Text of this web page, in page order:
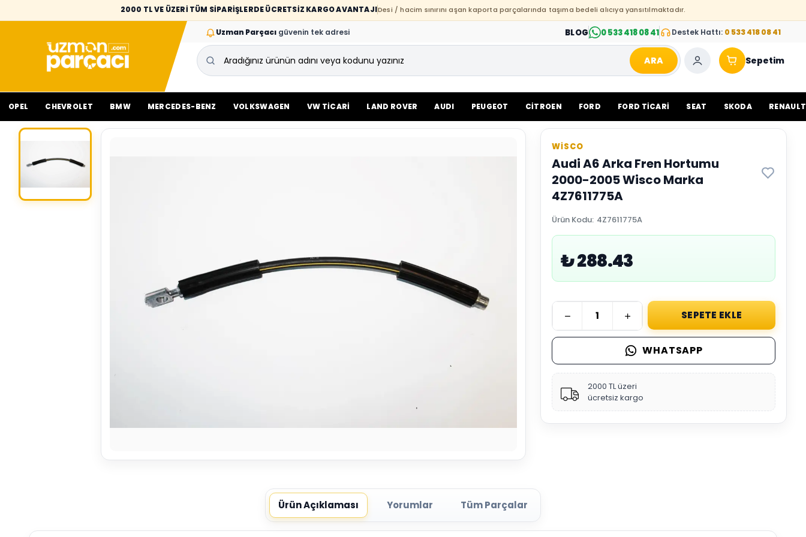
2000 TL VE ÜZERİ TÜM SİPARİŞLERDE ÜCRETSİZ KARGO AVANTAJIDesi / hacim sınırını aşan kaporta parçalarında taşıma bedeli alıcıya yansıtılmaktadır.
Uzman Parçacı güvenin tek adresi BLOG 0 533 418 08 41 Destek Hattı: 0 533 418 08 41
ARA Sepetim
OPEL CHEVROLET BMW MERCEDES-BENZ VOLKSWAGEN VW TİCARİ LAND ROVER AUDI PEUGEOT CİTROEN FORD FORD TİCARİ SEAT SKODA RENAULT
WİSCO
Audi A6 Arka Fren Hortumu
2000-2005 Wisco Marka
4Z7611775A
Ürün Kodu: 4Z7611775A
₺ 288.43
SEPETE EKLE
WHATSAPP
2000 TL üzeri
ücretsiz kargo
Ürün Açıklaması Yorumlar Tüm Parçalar